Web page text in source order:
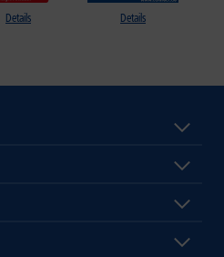
Details Details